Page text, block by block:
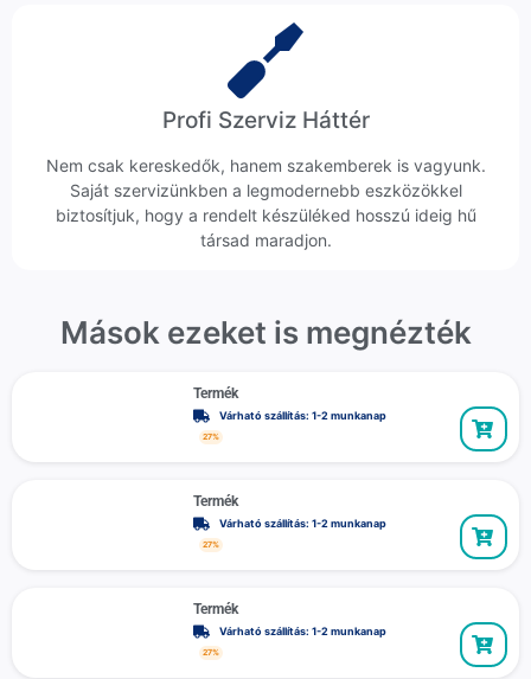
Profi Szerviz Háttér
Nem csak kereskedők, hanem szakemberek is vagyunk.
Saját szervizünkben a legmodernebb eszközökkel
biztosítjuk, hogy a rendelt készüléked hosszú ideig hű
társad maradjon.
Mások ezeket is megnézték
Termék
Várható szállítás: 1-2 munkanap
27%
Termék
Várható szállítás: 1-2 munkanap
27%
Termék
Várható szállítás: 1-2 munkanap
27%